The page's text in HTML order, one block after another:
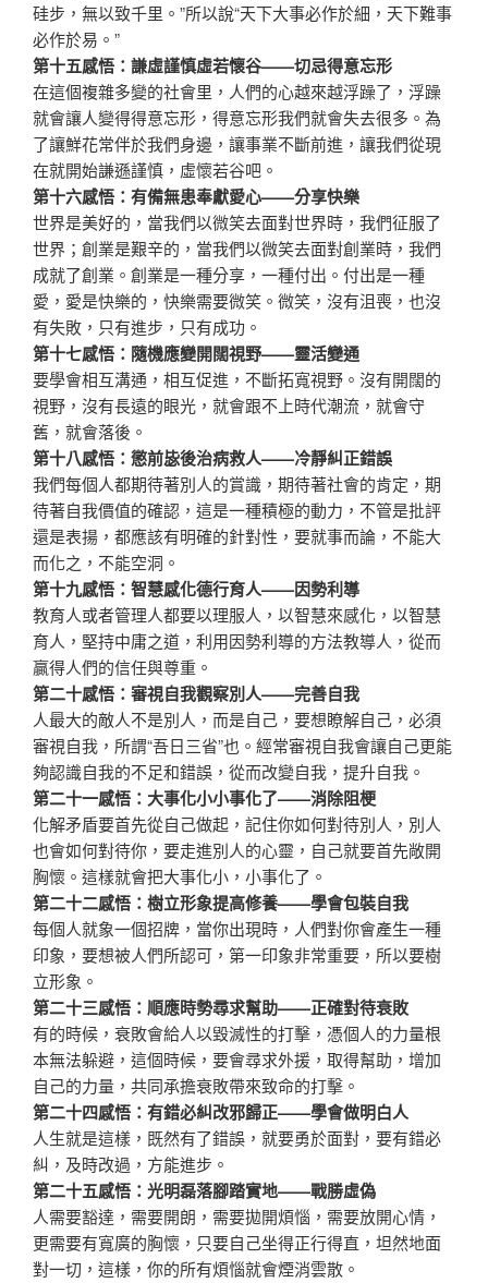
硅步，無以致千里。”所以說“天下大事必作於細，天下難事
必作於易。”
第十五感悟：謙虛謹慎虛若懷谷——切忌得意忘形
在這個複雜多變的社會里，人們的心越來越浮躁了，浮躁
就會讓人變得得意忘形，得意忘形我們就會失去很多。為
了讓鮮花常伴於我們身邊，讓事業不斷前進，讓我們從現
在就開始謙遜謹慎，虛懷若谷吧。
第十六感悟：有備無患奉獻愛心——分享快樂
世界是美好的，當我們以微笑去面對世界時，我們征服了
世界；創業是艱辛的，當我們以微笑去面對創業時，我們
成就了創業。創業是一種分享，一種付出。付出是一種
愛，愛是快樂的，快樂需要微笑。微笑，沒有沮喪，也沒
有失敗，只有進步，只有成功。
第十七感悟：隨機應變開闊視野——靈活變通
要學會相互溝通，相互促進，不斷拓寬視野。沒有開闊的
視野，沒有長遠的眼光，就會跟不上時代潮流，就會守
舊，就會落後。
第十八感悟：懲前毖後治病救人——冷靜糾正錯誤
我們每個人都期待著別人的賞識，期待著社會的肯定，期
待著自我價值的確認，這是一種積極的動力，不管是批評
還是表揚，都應該有明確的針對性，要就事而論，不能大
而化之，不能空洞。
第十九感悟：智慧感化德行育人——因勢利導
教育人或者管理人都要以理服人，以智慧來感化，以智慧
育人，堅持中庸之道，利用因勢利導的方法教導人，從而
贏得人們的信任與尊重。
第二十感悟：審視自我觀察別人——完善自我
人最大的敵人不是別人，而是自己，要想瞭解自己，必須
審視自我，所謂“吾日三省”也。經常審視自我會讓自己更能
夠認識自我的不足和錯誤，從而改變自我，提升自我。
第二十一感悟：大事化小小事化了——消除阻梗
化解矛盾要首先從自己做起，記住你如何對待別人，別人
也會如何對待你，要走進別人的心靈，自己就要首先敞開
胸懷。這樣就會把大事化小，小事化了。
第二十二感悟：樹立形象提高修養——學會包裝自我
每個人就象一個招牌，當你出現時，人們對你會產生一種
印象，要想被人們所認可，第一印象非常重要，所以要樹
立形象。
第二十三感悟：順應時勢尋求幫助——正確對待衰敗
有的時候，衰敗會給人以毀滅性的打擊，憑個人的力量根
本無法躲避，這個時候，要會尋求外援，取得幫助，增加
自己的力量，共同承擔衰敗帶來致命的打擊。
第二十四感悟：有錯必糾改邪歸正——學會做明白人
人生就是這樣，既然有了錯誤，就要勇於面對，要有錯必
糾，及時改過，方能進步。
第二十五感悟：光明磊落腳踏實地——戰勝虛偽
人需要豁達，需要開朗，需要拋開煩惱，需要放開心情，
更需要有寬廣的胸懷，只要自己坐得正行得直，坦然地面
對一切，這樣，你的所有煩惱就會煙消雲散。